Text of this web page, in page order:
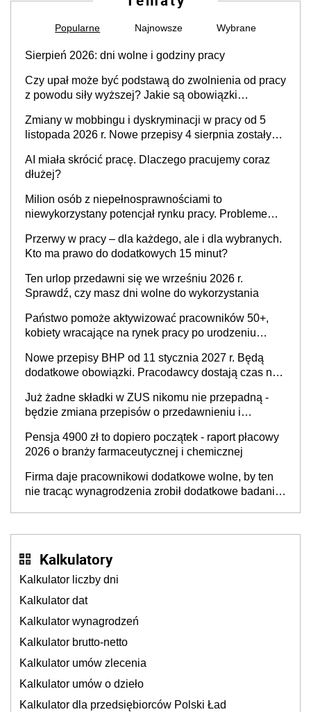
Popularne Najnowsze Wybrane
Sierpień 2026: dni wolne i godziny pracy
Czy upał może być podstawą do zwolnienia od pracy
z powodu siły wyższej? Jakie są obowiązki
Zmiany w mobbingu i dyskryminacji w pracy od 5
listopada 2026 r. Nowe przepisy 4 sierpnia zostały
AI miała skrócić pracę. Dlaczego pracujemy coraz
dłużej?
Milion osób z niepełnosprawnościami to
niewykorzystany potencjał rynku pracy. Problemem
refundacji, ale bariery po stronie systemu i
świadomości pracodawców [WYWIAD]
Przerwy w pracy – dla każdego, ale i dla wybranych.
Kto ma prawo do dodatkowych 15 minut?
Ten urlop przedawni się we wrześniu 2026 r.
Sprawdź, czy masz dni wolne do wykorzystania
Państwo pomoże aktywizować pracowników 50+,
kobiety wracające na rynek pracy po urodzeniu
neuroatypowe. Powstanie Fundusz na rzecz
Inkluzywności w Zatrudnianiu?
Nowe przepisy BHP od 11 stycznia 2027 r. Będą
dodatkowe obowiązki. Pracodawcy dostają czas na
Już żadne składki w ZUS nikomu nie przepadną -
będzie zmiana przepisów o przedawnieniu i
Pensja 4900 zł to dopiero początek - raport płacowy
2026 o branży farmaceutycznej i chemicznej
Firma daje pracownikowi dodatkowe wolne, by ten
nie tracąc wynagrodzenia zrobił dodatkowe badania.
Kalkulatory
Kalkulator liczby dni
Kalkulator dat
Kalkulator wynagrodzeń
Kalkulator brutto-netto
Kalkulator umów zlecenia
Kalkulator umów o dzieło
Kalkulator dla przedsiębiorców Polski Ład